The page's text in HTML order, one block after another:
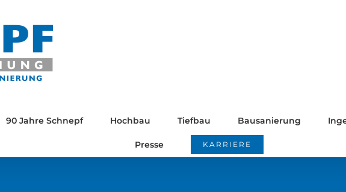
90 Jahre Schnepf Hochbau Tiefbau Bausanierung
Presse KARRIERE